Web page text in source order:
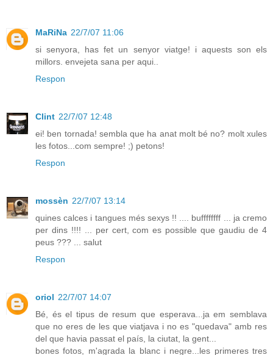
MaRiNa 22/7/07 11:06
si senyora, has fet un senyor viatge! i aquests son els
millors. envejeta sana per aqui..
Respon
Clint 22/7/07 12:48
ei! ben tornada! sembla que ha anat molt bé no? molt xules
les fotos...com sempre! ;) petons!
Respon
mossèn 22/7/07 13:14
quines calces i tangues més sexys !! .... buffffffff ... ja cremo
per dins !!!! ... per cert, com es possible que gaudiu de 4
peus ??? ... salut
Respon
oriol 22/7/07 14:07
Bé, és el tipus de resum que esperava...ja em semblava
que no eres de les que viatjava i no es "quedava" amb res
del que havia passat el país, la ciutat, la gent...
bones fotos, m'agrada la blanc i negre...les primeres tres